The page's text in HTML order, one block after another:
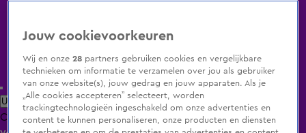
Uitzending Gemist Populaire programma's Zenders Genres
ClipsFilmsRadioSmart TV inlogShop
Jouw cookievoorkeuren
Wij en onze28 partners gebruiken cookies en vergelijkbare
technieken om informatie te verzamelen over jou als gebruiker
van onze website(s), jouw gedrag en jouw apparaten. Als je
„Alle cookies accepteren” selecteert, worden
trackingtechnologieën ingeschakeld om onze advertenties en
content te kunnen personaliseren, onze producten en diensten